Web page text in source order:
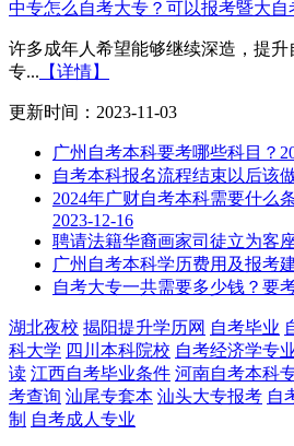
中专怎么自考大专？可以报考暨大自
许多成年人希望能够继续深造，提
专... 【详情】
更新时间：2023-11-03
广州自考本科要考哪些科目？
自考本科报名流程结束以后该
2024年广财自考本科需要什么
2023-12-16
聘请法籍华裔画家司徒立为客
广州自考本科学历费用及报考
自考大专一共需要多少钱？要
湖北夜校 揭阳提升学历网 自考毕业
科大学 四川本科院校 自考经济学专
读 江西自考毕业条件 河南自考本科
考查询 汕尾专套本 汕头大专报考 自
制 自考成人专业